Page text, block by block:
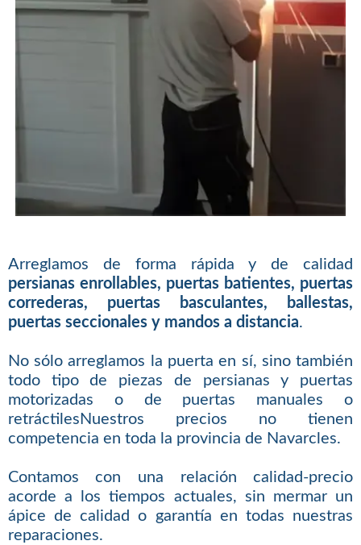
Arreglamos de forma rápida y de calidad
persianas enrollables, puertas batientes, puertas
correderas, puertas basculantes, ballestas,
puertas seccionales y mandos a distancia.
No sólo arreglamos la puerta en sí, sino también
todo tipo de piezas de persianas y puertas
motorizadas o de puertas manuales o
retráctilesNuestros precios no tienen
competencia en toda la provincia de Navarcles.
Contamos con una relación calidad-precio
acorde a los tiempos actuales, sin mermar un
ápice de calidad o garantía en todas nuestras
reparaciones.